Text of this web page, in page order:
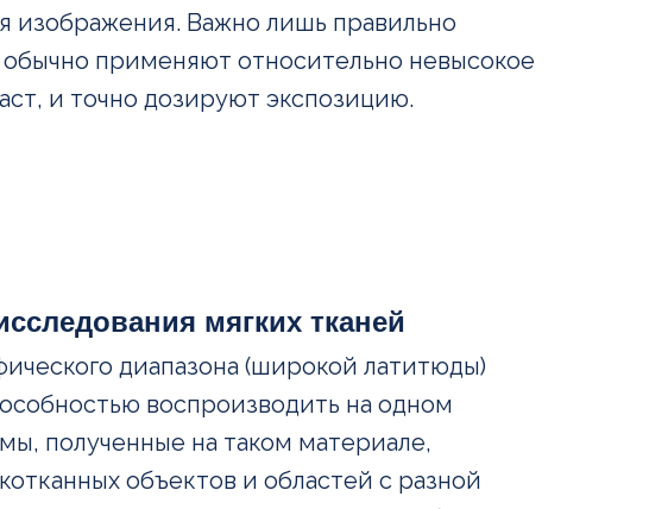
изображения. Важно лишь правильно
применяют относительно невысокое
и точно дозируют экспозицию.
мягких тканей
диапазона (широкой латитюды)
воспроизводить на одном
полученные на таком материале,
объектов и областей с разной